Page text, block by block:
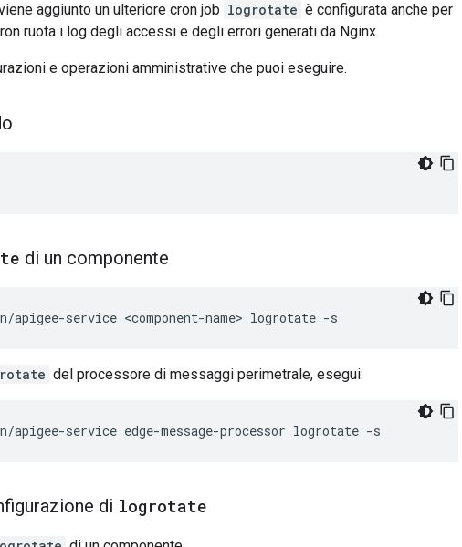
aggiunto un ulteriore cron job logrotate è configurata anche per
ruota i log degli accessi e degli errori generati da Nginx.
e operazioni amministrative che puoi eseguire.
di un componente
apigee-service <component-name> logrotate -s
del processore di messaggi perimetrale, esegui:
apigee-service edge-message-processor logrotate -s
di logrotate